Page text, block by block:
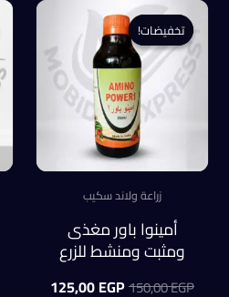
تخفيضات!
تخفيضات!
زراعة ولاند سكيب
أمينوا باور مغذى
ومثبت ومنشط للزرع
150,00EGP السعر125,00EGP